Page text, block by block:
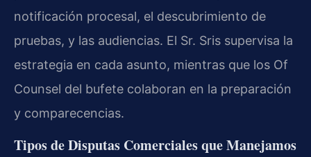
notificación procesal, el descubrimiento de
pruebas, y las audiencias. El Sr. Sris supervisa la
estrategia en cada asunto, mientras que los Of
Counsel del bufete colaboran en la preparación
y comparecencias.
Tipos de Disputas Comerciales que Manejamos